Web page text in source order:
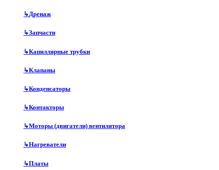
↳Дренаж
↳Запчасти
↳Капиллярные трубки
↳Клапаны
↳Конденсаторы
↳Контакторы
↳Моторы (двигатели) вентилятора
↳Нагреватели
↳Платы